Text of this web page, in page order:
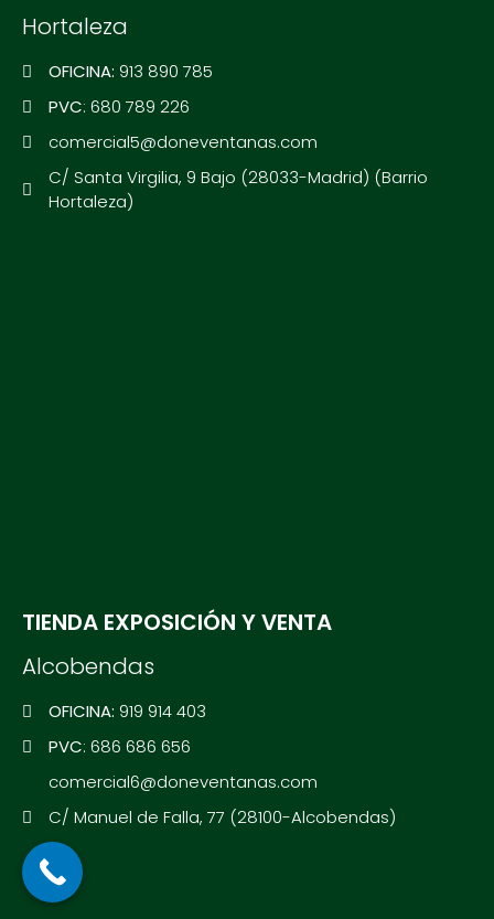
Hortaleza
OFICINA: 913 890 785
PVC: 680 789 226
comercial5@doneventanas.com
C/ Santa Virgilia, 9 Bajo (28033-Madrid) (Barrio
Hortaleza)
TIENDA EXPOSICIÓN Y VENTA
Alcobendas
OFICINA: 919 914 403
PVC: 686 686 656
comercial6@doneventanas.com
C/ Manuel de Falla, 77 (28100-Alcobendas)